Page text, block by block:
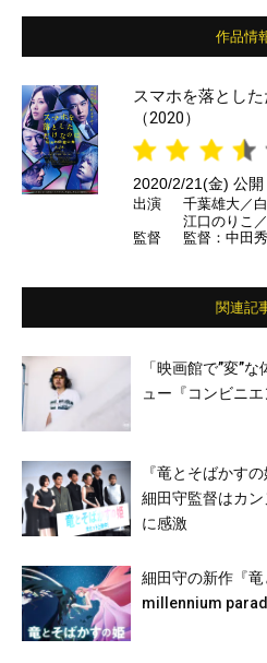
作品情
スマホを落とし
（2020）
2020/2/21(金) 公開
出演
千葉雄大／
江口のりこ
o-dai／平子
監督 監督：中田
関連記
「映画館で”変”
ュー『コンビニエ
『竜とそばかす
細田守監督はカ
に感激
細田守の新作『竜
millennium